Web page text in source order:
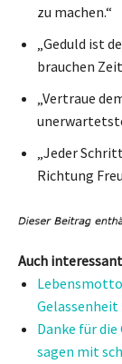
zu machen.“
„Geduld ist
brauchen
„Vertraue
„Jeder
Richtung
Auch
Danke für
sagen mit